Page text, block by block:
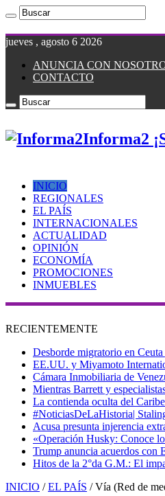
jueves , agosto 6 2026
ANUNCIA CON
CONTACTO
Informa2
INICIO
REGIONALES
EL PAÍS
INTERNACIONALES
ACTUALIDAD
OPINIÓN
ECONOMÍA
PROMOCIONES
INMUEBLES
RECIENTEMENTE
Desborde migratorio en
EE.UU. y Miyamoto
Cámara Inmobiliaria de
Mientras Barrett y
La contienda oculta del
#NoticiasDeLaHistoria|
Acusa presunta injerencia
«Operación Husky: Conoce
Trump anuncia acuerdos con
Hitos de la 2°da G.M.: El
INICIO / EL PAÍS / Vía (Red de